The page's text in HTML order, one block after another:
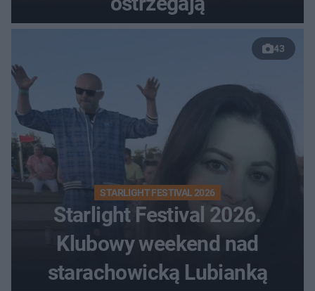
43
STARLIGHT FESTIVAL 2026
Starlight Festival 2026.
Klubowy weekend nad
starachowicką Lubianką